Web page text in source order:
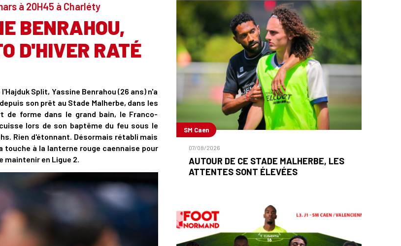
à 20H45 à Charléty
BENRAHOU,
D'HIVER RATÉ
Split, Yassine Benrahou (26 ans) n'a
son prêt au Stade Malherbe, dans les
de forme dans le grand bain, le Franco-
lors de son baptême du feu sous le
Rien d'étonnant. Désormais rétabli mais
touche à la lanterne rouge caennaise pour
maintenir en Ligue 2.
SM Caen
07/08/2026
AUTOUR DE CE STADE MALHERBE, LES
ATTENTES SONT ÉLEVÉES